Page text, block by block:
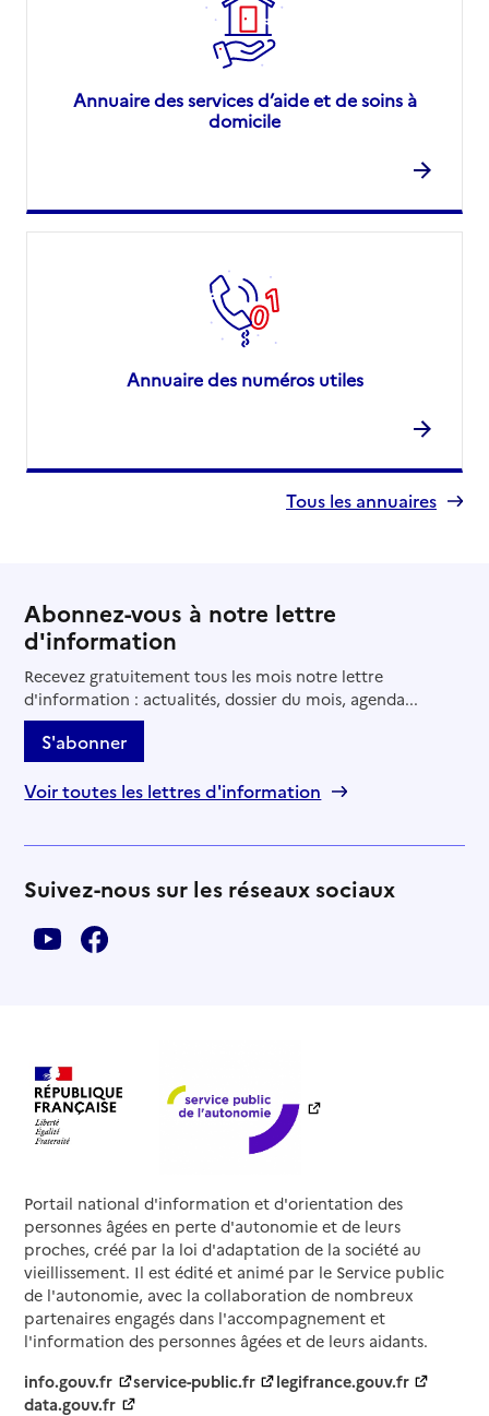
Annuaire des services d’aide et de soins à
domicile
Annuaire des numéros utiles
Tous les annuaires
Abonnez-vous à notre lettre
d'information
Recevez gratuitement tous les mois notre lettre
d'information : actualités, dossier du mois, agenda...
S'abonner
Voir toutes les lettres d'information
Suivez-nous sur les réseaux sociaux
Portail national d'information et d'orientation des
personnes âgées en perte d'autonomie et de leurs
proches, créé par la loi d'adaptation de la société au
vieillissement. Il est édité et animé par le Service public
de l'autonomie, avec la collaboration de nombreux
partenaires engagés dans l'accompagnement et
l'information des personnes âgées et de leurs aidants.
info.gouv.fr
service-public.fr
legifrance.gouv.fr
data.gouv.fr